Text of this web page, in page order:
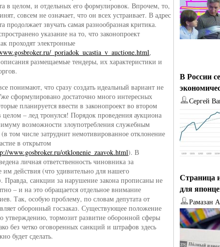
в целом, и отдельных его формулировок. Впрочем, то,
совсем не означает, что он всех устраивает. В адрес
продолжает звучать самая разнообразная критика.
указание на то, что законопроект
проходят электронные
_poriadok_ucastia_v_auctione.html,
описания размещаемые тендеры, их характеристики и
понимают, что сразу создать идеальный вариант не
сформулировано достаточно много интересных
планируется ввести в законопроект во втором
– лед тронулся! Порядок проведения аукциона
возможности злоупотребления служебным
том числе затруднит немотивированное отклонение
в открытом
www.gosbroker.ru/otklonenie_zaavok.html). В
личная ответственность чиновника за
им действия (что удивительно для нашего
Правда, санкции за нарушение закона прописаны не
– и на это обращается отдельное внимание
Так, особую проблему, по словам депутата от
оборонный госзаказ. Существующее положение
утверждению, тормозит развитие оборонной сферы
без четко оговоренных санкций и штрафов здесь
будет сделать.
В России
Сергей
Страница
для
Рамазан